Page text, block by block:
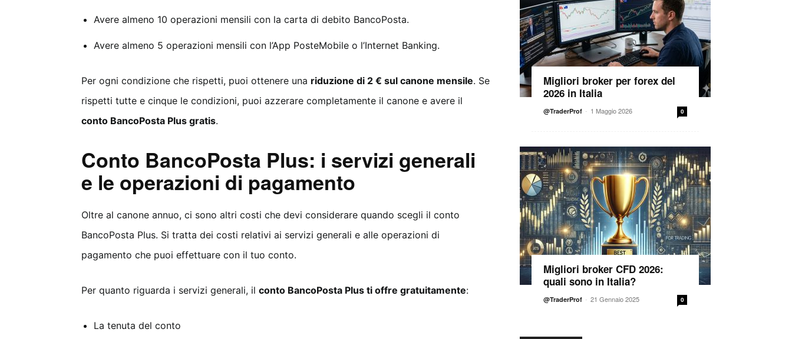
Avere almeno 10 operazioni mensili con la carta di debito BancoPosta.
Avere almeno 5 operazioni mensili con l’App PosteMobile o l’Internet Banking.
Per ogni condizione che rispetti, puoi ottenere una riduzione di 2 € sul canone mensile. Se
rispetti tutte e cinque le condizioni, puoi azzerare completamente il canone e avere il
conto BancoPosta Plus gratis.
Conto BancoPosta Plus: i servizi generali
e le operazioni di pagamento
Oltre al canone annuo, ci sono altri costi che devi considerare quando scegli il conto
BancoPosta Plus. Si tratta dei costi relativi ai servizi generali e alle operazioni di
pagamento che puoi effettuare con il tuo conto.
Per quanto riguarda i servizi generali, il conto BancoPosta Plus ti offre gratuitamente:
La tenuta del conto
Migliori broker per forex del
2026 in Italia
@TraderProf - 1 Maggio 2026 0
Migliori broker CFD 2026:
quali sono in Italia?
@TraderProf - 21 Gennaio 2025 0